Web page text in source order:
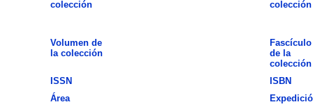
colección
colección
Volumen de
la colección
Fascículo
de la
colección
ISSN
ISBN
Área